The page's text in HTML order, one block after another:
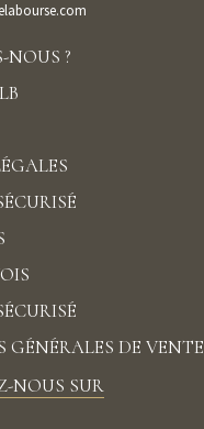
NOUS ?
DE VENTE
NOUS SUR